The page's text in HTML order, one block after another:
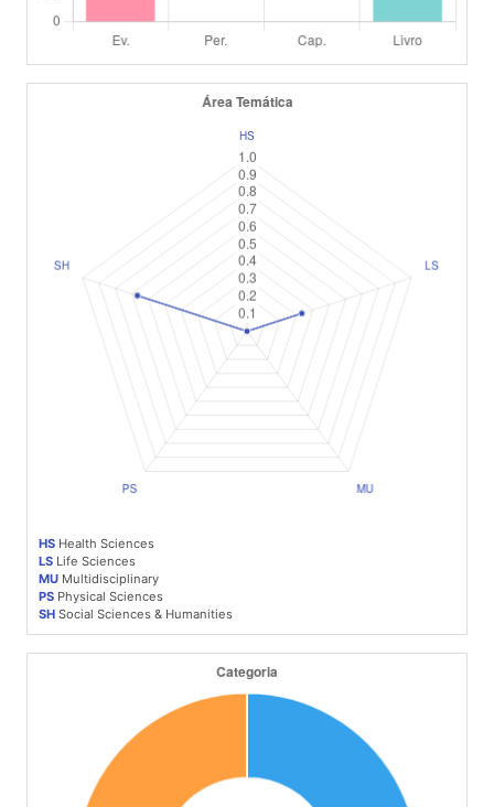
HS Health Sciences
LS Life Sciences
MU Multidisciplinary
PS Physical Sciences
SH Social Sciences & Humanities